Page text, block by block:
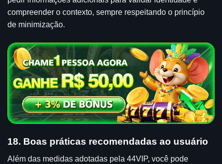
compreender o contexto, sempre respeitando o princípio
de minimização.
18. Boas práticas recomendadas ao usuário
Além das medidas adotadas pela 44VIP, você pode